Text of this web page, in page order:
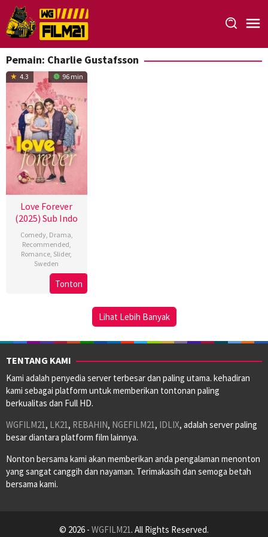
Loncat
ke
konten
Pemain: Charlie Gustafsson
4.3 96 min
Love Forever
(2025) Sub Indo
Comedy, Drama
Recommended
Romance Slider,
Sweden
Feb
Staffan
Lindberg
Tonton
Lihat Lebih Banyak
TENTANG KAMI
Kami adalah penyedia server terbesar dan paling utama. kehadiran
kami sebagai platform untuk memberikan tontonan paling
berkualitas dan Full HD.
WGFILM21, LK21, REBAHIN, NGEFILM21, IDLIX, adalah server paling
besar diantara platform film lainnya.
Nonton bersama kami akan memberikan anda pengalaman menonton
yang sangat canggih dan nayaman. Terimakasih dan semoga betah
bersama kami.
© 2026 - WGFILM21. All Rights Reserved.